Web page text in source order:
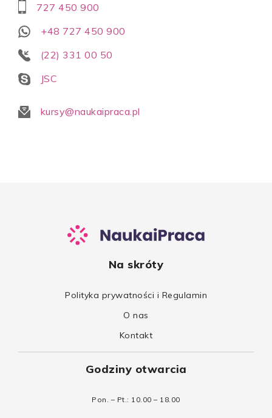
727 450 900
+48 727 450 900
(22) 331 00 50
JSC
kursy@naukaipraca.pl
Na skróty
Polityka prywatności i Regulamin
O nas
Kontakt
Godziny otwarcia
Pon. – Pt.: 10.00 – 18.00